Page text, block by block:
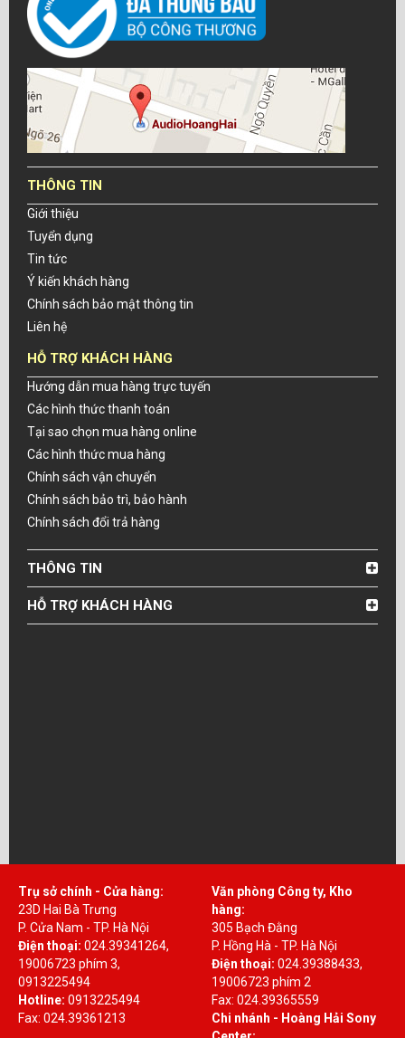
THÔNG TIN
Giới thiệu
Tuyển dụng
Tin tức
Ý kiến khách hàng
Chính sách bảo mật thông tin
Liên hệ
HỖ TRỢ KHÁCH HÀNG
Hướng dẫn mua hàng trực tuyến
Các hình thức thanh toán
Tại sao chọn mua hàng online
Các hình thức mua hàng
Chính sách vận chuyển
Chính sách bảo trì, bảo hành
Chính sách đổi trả hàng
THÔNG TIN
HỖ TRỢ KHÁCH HÀNG
Trụ sở chính - Cửa hàng:
23D Hai Bà Trưng
P. Cửa Nam - TP. Hà Nội
Điện thoại: 024.39341264,
19006723 phím 3,
0913225494
Hotline: 0913225494
Fax: 024.39361213
Văn phòng Công ty, Kho
hàng:
305 Bạch Đằng
P. Hồng Hà - TP. Hà Nội
Điện thoại: 024.39388433,
19006723 phím 2
Fax: 024.39365559
Chi nhánh - Hoàng Hải Sony